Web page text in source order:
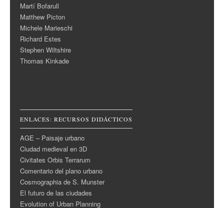
Martí Bofarull
Matthew Picton
Michele Marieschi
Richard Estes
Stephen Wiltshire
Thomas Kinkade
ENLACES: RECURSOS DIDÁCTICOS
AGE – Paisaje urbano
Ciudad medieval en 3D
Civitates Orbis Terrarum
Comentario del plano urbano
Cosmographia de S. Munster
El futuro de las ciudades
Evolution of Urban Planning